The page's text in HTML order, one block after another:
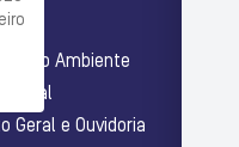
Meio Ambiente
Geral e Ouvidoria